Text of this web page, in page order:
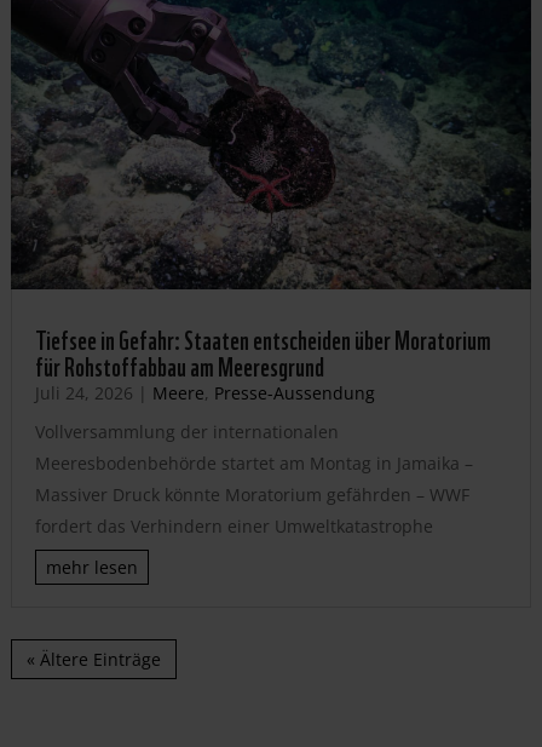
Tiefsee in Gefahr: Staaten entscheiden über Moratorium
für Rohstoffabbau am Meeresgrund
Juli 24, 2026 | Meere, Presse-Aussendung
Vollversammlung der internationalen
Meeresbodenbehörde startet am Montag in Jamaika –
Massiver Druck könnte Moratorium gefährden – WWF
fordert das Verhindern einer Umweltkatastrophe
mehr lesen
« Ältere Einträge